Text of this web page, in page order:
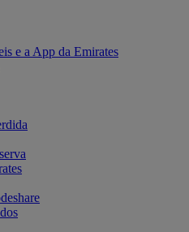
e a App da Emirates